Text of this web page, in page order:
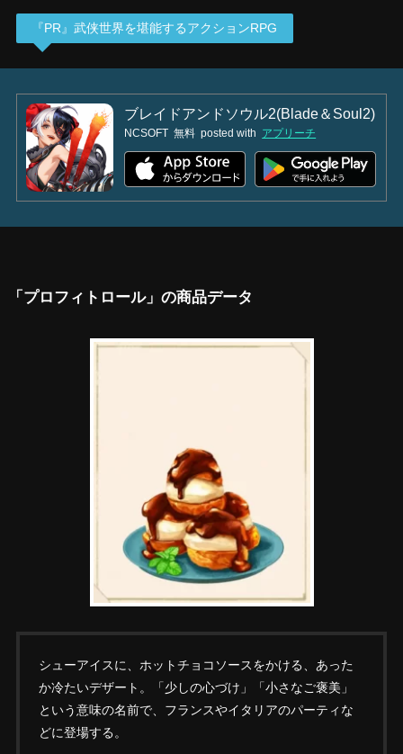
『PR』武侠世界を堪能するアクションRPG
ブレイドアンドソウル2(Blade＆Soul2)
NCSOFT 無料 posted with アプリーチ
「プロフィトロール」の商品データ
シューアイスに、ホットチョコソースをかける、あった
か冷たいデザート。「少しの心づけ」「小さなご褒美」
という意味の名前で、フランスやイタリアのパーティな
どに登場する。